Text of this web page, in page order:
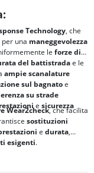
Technology, che
per una maneggevolezza
le forze di
del battistradae le
ampie scanalature
sul bagnatoe
su strade
e sicurezza
Wear2check, che facilita
sostituzioni
e durata,
esigenti.